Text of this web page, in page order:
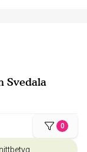
Svedala
0